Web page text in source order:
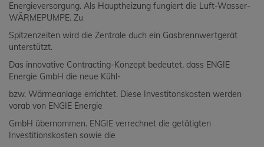
Energieversorgung. Als Hauptheizung fungiert die Luft-Wasser-
WÄRMEPUMPE. Zu
Spitzenzeiten wird die Zentrale duch ein Gasbrennwertgerät
unterstützt.
Das innovative Contracting-Konzept bedeutet, dass ENGIE
Energie GmbH die neue Kühl-
bzw. Wärmeanlage errichtet. Diese Investitonskosten werden
vorab von ENGIE Energie
GmbH übernommen. ENGIE verrechnet die getätigten
Investitionskosten sowie die